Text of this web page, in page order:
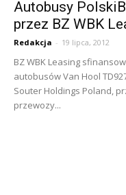
Autobusy
przez BZ WBK
Redakcja - 19 lipca, 2012
BZ WBK Leasing
autobusów Van Hool
Souter Holdings Poland,
przewozy...